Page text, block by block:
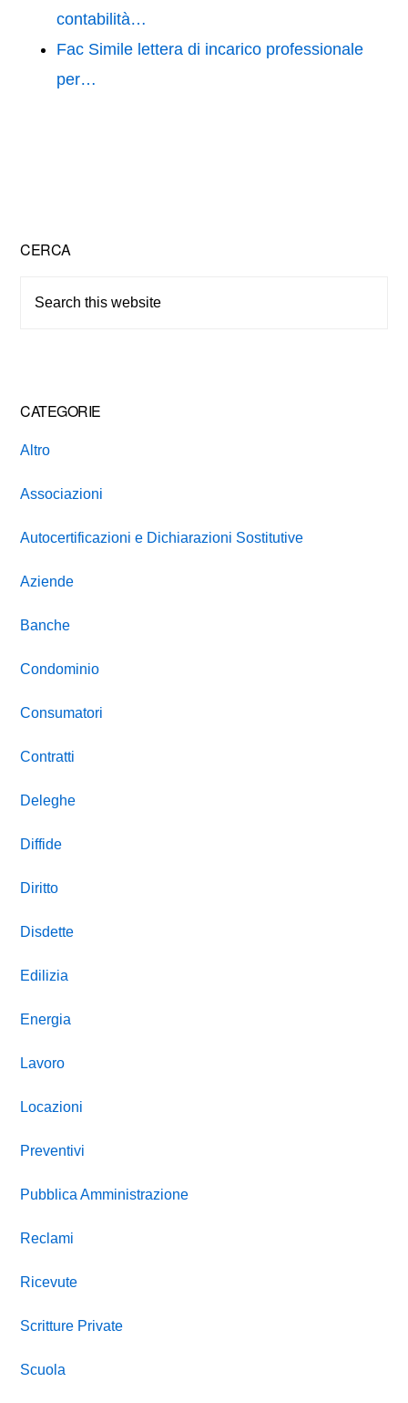
contabilità…
Fac Simile lettera di incarico professionale
per…
Primary
Sidebar
CERCA
CATEGORIE
Altro
Associazioni
Autocertificazioni e Dichiarazioni Sostitutive
Aziende
Banche
Condominio
Consumatori
Contratti
Deleghe
Diffide
Diritto
Disdette
Edilizia
Energia
Lavoro
Locazioni
Preventivi
Pubblica Amministrazione
Reclami
Ricevute
Scritture Private
Scuola